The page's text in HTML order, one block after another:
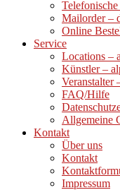
Mailorder –
Online
Service
Locations –
Künstler –
Veranstalter
FAQ/Hilfe
Allgemeine
Kontakt
Über uns
Kontakt
Impressum